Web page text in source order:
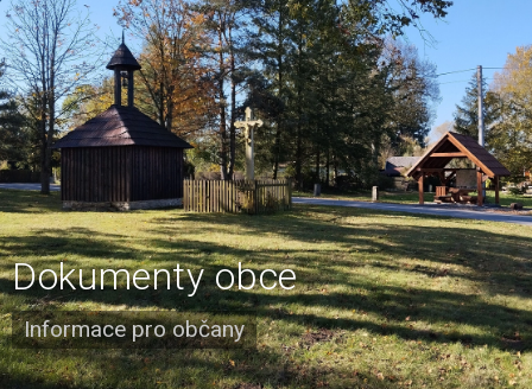
Dokumenty obce
Informace pro občany